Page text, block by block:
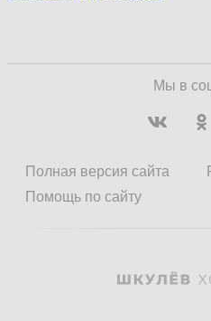
Мы в
Полная версия сайта
Помощь по сайту